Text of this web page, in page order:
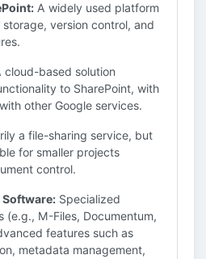
A widely used platform
version control, and
cloud-based solution
to SharePoint, with
other Google services.
a file-sharing service, but
for smaller projects
control.
Software: Specialized
(e.g., M-Files, Documentum,
features such as
metadata management,